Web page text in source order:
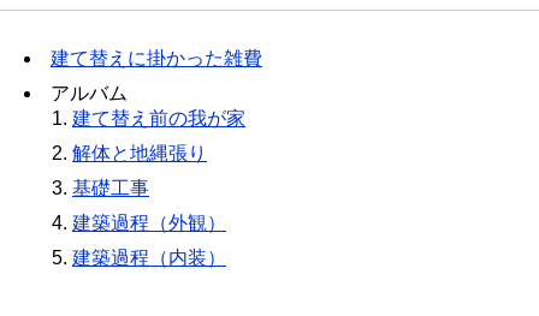
建て替えに掛かった雑費
アルバム
建て替え前の我が家
解体と地縄張り
基礎工事
建築過程（外観）
建築過程（内装）